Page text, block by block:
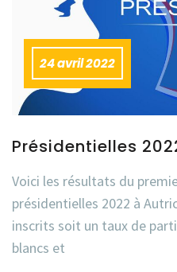
24 avril 2022
Présidentielles
Voici les résultats du
présidentielles 2022 à
inscrits soit un taux de
blancs et